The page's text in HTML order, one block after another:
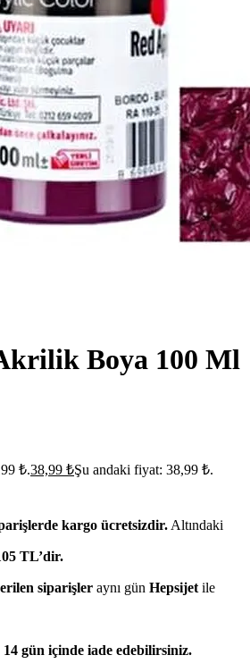
Boya 100 Ml
₺.38,99 ₺Şu andaki fiyat: 38,99 ₺.
kargo ücretsizdir. Altındaki
TL’dir.
siparişler aynı gün Hepsijet ile
14 gün içinde iade edebilirsiniz.